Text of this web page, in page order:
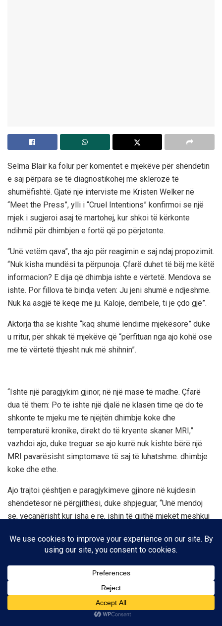
Selma Blair ka folur për komentet e mjekëve për shëndetin
e saj përpara se të diagnostikohej me sklerozë të
shumëfishtë. Gjatë një interviste me Kristen Welker në
“Meet the Press”, ylli i “Cruel Intentions” konfirmoi se një
mjek i sugjeroi asaj të martohej, kur shkoi të kërkonte
ndihmë për dhimbjen e fortë që po përjetonte.
“Unë vetëm qava”, tha ajo për reagimin e saj ndaj propozimit.
“Nuk kisha mundësi ta përpunoja. Çfarë duhet të bëj me këtë
informacion? E dija që dhimbja ishte e vërtetë. Mendova se
ishte. Por fillova të bindja veten: Ju jeni shumë e ndjeshme.
Nuk ka asgjë të keqe me ju. Kaloje, dembele, ti je çdo gjë”.
Aktorja tha se kishte “kaq shumë lëndime mjekësore” duke
u rritur, për shkak të mjekëve që “përfituan nga ajo kohë ose
me të vërtetë thjesht nuk më shihnin”.
“Ishte një paragjykim gjinor, në një masë të madhe. Çfarë
dua të them: Po të ishte një djalë në klasën time që do të
shkonte te mjeku me të njëjtën dhimbje koke dhe
temperaturë kronike, direkt do të kryente skaner MRI,”
vazhdoi ajo, duke treguar se ajo kurrë nuk kishte bërë një
MRI pavarësisht simptomave të saj të luhatshme. dhimbje
koke dhe ethe.
Ajo trajtoi çështjen e paragjykimeve gjinore në kujdesin
shëndetësor në përgjithësi, duke shpjeguar, “Unë mendoj
se, veçanërisht kur isha e re, ishin të gjithë mjekët meshkuj
se nuk duhet të vijë gjithçka nga menstruacionet.”
shumëfishtë që të kenë përjetuar simptomat e saj nga dora
e parë. Të gjitha ato mund të përkthehen në reagime
emocionale. Kam dëmtim paraballor që më bëri histerike, të
qaja dhe të qeshja njëherësh”, tha ajo, duke treguar se